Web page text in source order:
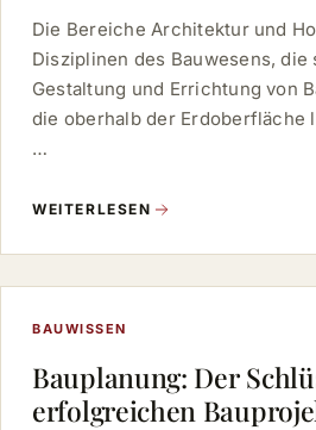
Die Bereiche Architektur und
Disziplinen des Bauwesens, die
Gestaltung und Errichtung von
die oberhalb der Erdoberfläche
…
WEITERLESEN
BAUWISSEN
Bauplanung: Der
erfolgreichen